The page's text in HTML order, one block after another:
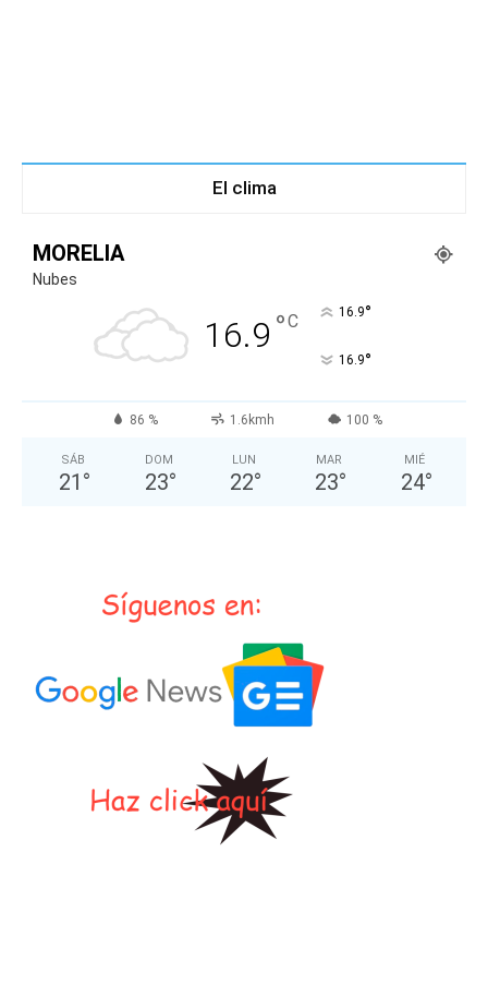
El clima
MORELIA
Nubes
16.9 °C 16.9°
16.9°
86 % 1.6kmh 100 %
SÁB
21 °
DOM
23°
LUN
22°
MAR
23°
MIÉ
24°